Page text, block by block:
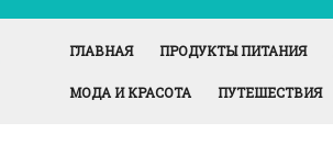
ГЛАВНАЯ ПРОДУКТЫ ПИТАНИЯ
МОДА И КРАСОТА ПУТЕШЕСТВИЯ